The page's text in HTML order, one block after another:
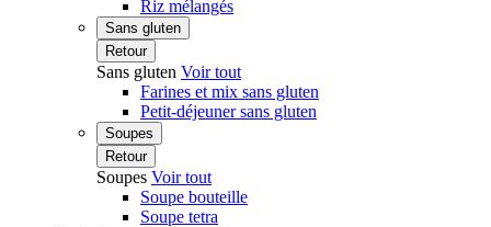
Riz mélangés
Sans gluten
Retour
Sans gluten Voir tout
Farines et mix sans gluten
Petit-déjeuner sans gluten
Soupes
Retour
Soupes Voir tout
Soupe bouteille
Soupe tetra